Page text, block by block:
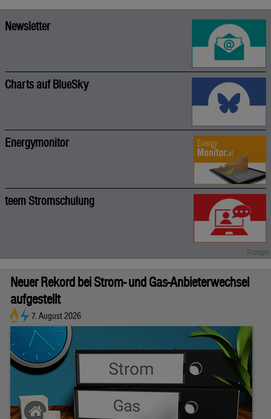
Newsletter
Charts auf BlueSky
Energymonitor
teem Stromschulung
Neuer Rekord bei Strom- und Gas-Anbieterwechsel
aufgestellt
7. August 2026